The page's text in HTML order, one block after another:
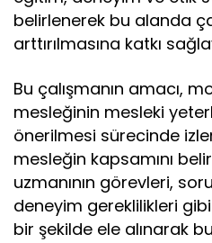
belirlenerek bu alanda
arttırılmasına katkı
Bu çalışmanın amacı,
mesleğinin mesleki
önerilmesi sürecinde
mesleğin kapsamını
uzmanının görevleri,
deneyim gereklilikleri
bir şekilde ele alınarak